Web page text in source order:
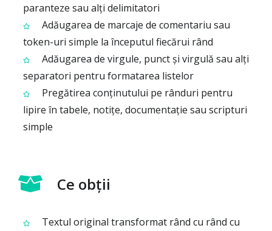
paranteze sau alți delimitatori
Adăugarea de marcaje de comentariu sau
token-uri simple la începutul fiecărui rând
Adăugarea de virgule, punct și virgulă sau alți
separatori pentru formatarea listelor
Pregătirea conținutului pe rânduri pentru
lipire în tabele, notițe, documentație sau scripturi
simple
Ce obții
Textul original transformat rând cu rând cu